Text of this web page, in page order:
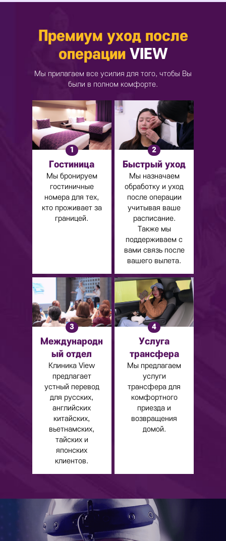
Премиум уход после
операцииVIEW
Мы прилагаем все усилия для того, чтобы Вы
были в полном комфорте.
1
Гостиница
Мы бронируем
гостиничные
номера для тех,
кто проживает за
границей.
2
Быстрый уход
Мы назначаем
обработку и уход
после операции
учитывая ваше
расписание.
Также мы
поддерживаем с
вами связь после
вашего вылета.
3
Международн
ый отдел
Клиника View
предлагает
устный перевод
для русских,
английских
китайских,
вьетнамских,
тайских и
японских
клиентов.
4
Услуга
трансфера
Мы предлагаем
услуги
трансфера для
комфортного
приезда и
возвращения
домой.